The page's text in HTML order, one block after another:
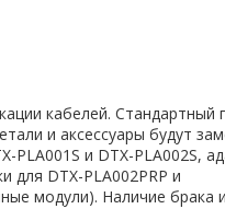
кабелей. Стандартный
и аксессуары будут
PLA001S и DTX-PLA002S,
для DTX-PLA002PRP и
модули). Наличие брака